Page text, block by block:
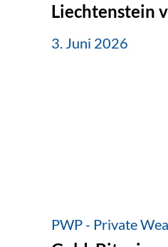
Liechtenstein
3. Juni 2026
PWP - Private